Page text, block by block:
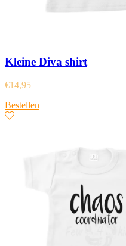
Kleine Diva shirt
€14,95
Bestellen